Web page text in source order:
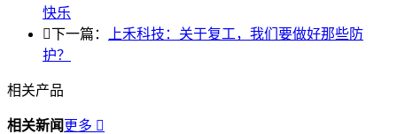
快乐
下一篇：
上禾科技：关于复工，我们要做好那些防
护？
相关产品
相关新闻 更多 